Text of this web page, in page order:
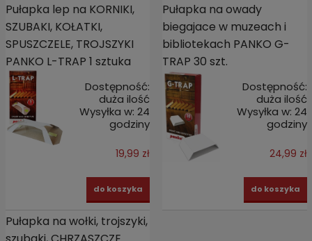
Pułapka lep na KORNIKI,
SZUBAKI, KOŁATKI,
SPUSZCZELE, TROJSZYKI
PANKO L-TRAP 1 sztuka
Dostępność:
duża ilość
Wysyłka w: 24
godziny
19,99 zł
do koszyka
Pułapka na owady
biegajace w muzeach i
bibliotekach PANKO G-
TRAP 30 szt.
Dostępność:
duża ilość
Wysyłka w: 24
godziny
24,99 zł
do koszyka
Pułapka na wołki, trojszyki,